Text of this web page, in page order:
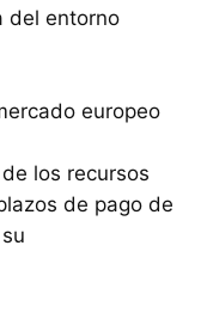
del entorno
europeo
los recursos
de pago de